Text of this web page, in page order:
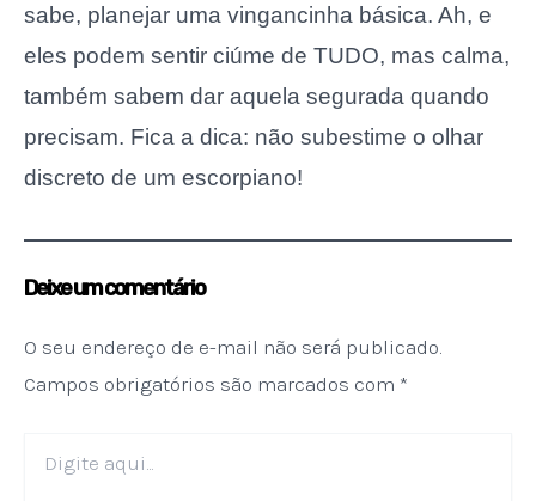
sabe, planejar uma vingancinha básica. Ah, e
eles podem sentir ciúme de TUDO, mas calma,
também sabem dar aquela segurada quando
precisam. Fica a dica: não subestime o olhar
discreto de um escorpiano!
Deixe um comentário
O seu endereço de e-mail não será publicado.
Campos obrigatórios são marcados com *
aqui...